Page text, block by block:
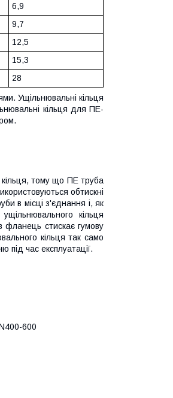
6,9
9,7
12,5
15,3
28
Ущільнювальні кільця
кільця для ПЕ-
кільця, тому що ПЕ труба
обтискні
в місці з'єднання і, як
кільця
фланець стискає гумову
кільця так само
під час експлуатації.
600